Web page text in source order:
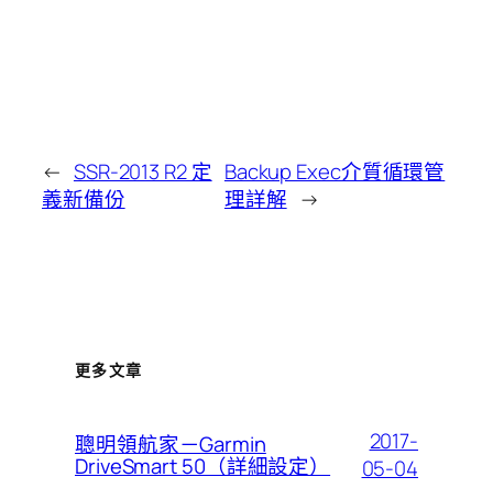
← SSR-2013 R2 定
義新備份
Backup Exec介質循環管
理詳解 →
更多文章
聰明領航家－Garmin
DriveSmart 50（詳細設定）
2017-
05-04